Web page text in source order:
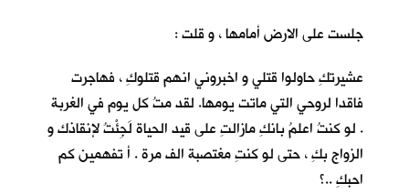
جلست على الارض أمامها ، و قلت :
عشيرتكِ حاولوا قتلي و اخبروني انهم قتلوكِ ، فهاجرت
فاقدا لروحي التي ماتت يومها. لقد متُ كل يوم في الغربة
. لو كنتُ اعلمُ بانكِ مازالتِ على قيد الحياة لَجِئْتُ لإنقاذك و
الزواج بكِ ، حتى لو كنتِ مغتصبة الف مرة . أ تفهمين كم
احبكِ ..؟